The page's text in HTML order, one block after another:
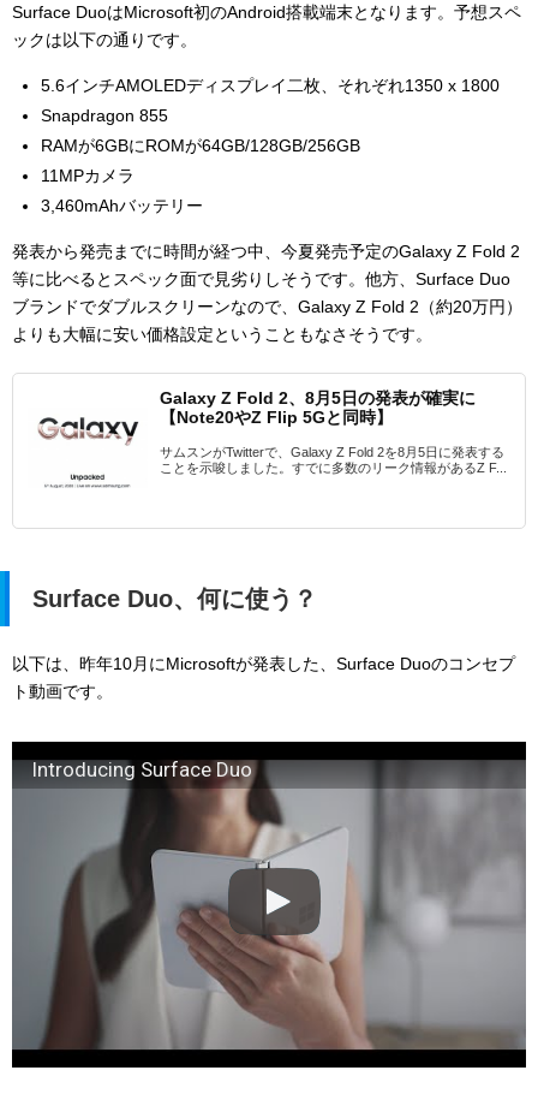
Surface DuoはMicrosoft初のAndroid搭載端末となります。予想スペ
ックは以下の通りです。
5.6インチAMOLEDディスプレイ二枚、それぞれ1350 x 1800
Snapdragon 855
RAMが6GBにROMが64GB/128GB/256GB
11MPカメラ
3,460mAhバッテリー
発表から発売までに時間が経つ中、今夏発売予定のGalaxy Z Fold 2
等に比べるとスペック面で見劣りしそうです。他方、Surface Duo
ブランドでダブルスクリーンなので、Galaxy Z Fold 2（約20万円）
よりも大幅に安い価格設定ということもなさそうです。
Galaxy Z Fold 2、8月5日の発表が確実に
【Note20やZ Flip 5Gと同時】
サムスンがTwitterで、Galaxy Z Fold 2を8月5日に発表する
ことを示唆しました。すでに多数のリーク情報があるZ F...
Surface Duo、何に使う？
以下は、昨年10月にMicrosoftが発表した、Surface Duoのコンセプ
ト動画です。
Introducing Surface Duo